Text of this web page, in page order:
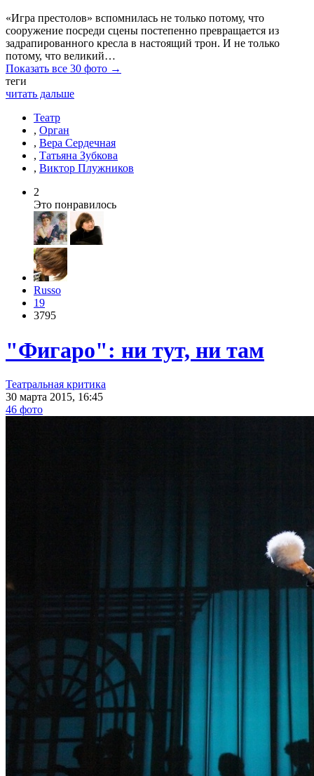
«Игра престолов» вспомнилась не только потому, что
сооружение посреди сцены постепенно превращается из
задрапированного кресла в настоящий трон. И не только
потому, что великий…
Показать все 30 фото →
теги
читать дальше
Театр
, Орган
, Вера Сердечная
, Татьяна Зубкова
, Виктор Плужников
2
Это понравилось
Russo
19
3795
"Фигаро": ни тут, ни там
Театральная критика
30 марта 2015, 16:45
46 фото